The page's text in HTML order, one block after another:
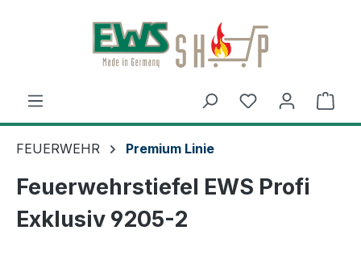
Zum Hauptinhalt springen
FEUERWEHR Premium Linie
Feuerwehrstiefel EWS Profi
Exklusiv 9205-2